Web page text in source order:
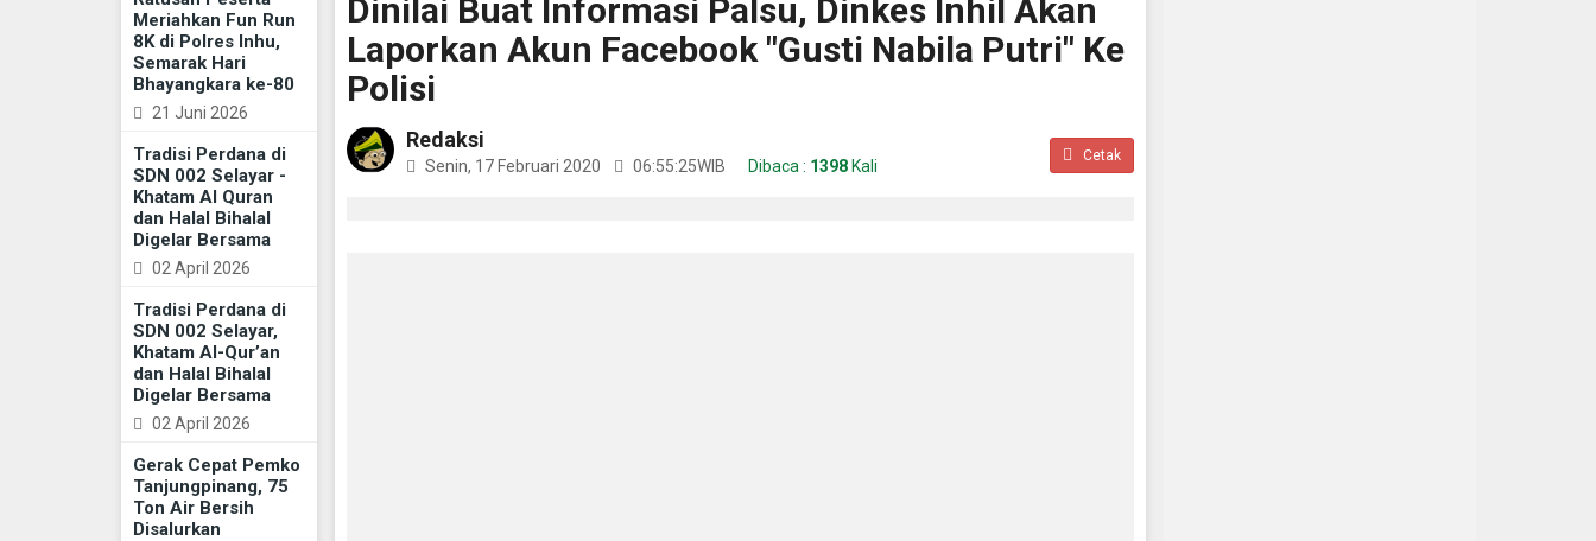
Meriahkan Fun Run
8K di Polres Inhu,
Semarak Hari
Bhayangkara ke-80
21 Juni 2026
Tradisi Perdana di
SDN 002 Selayar -
Khatam Al Quran
dan Halal Bihalal
Digelar Bersama
02 April 2026
Tradisi Perdana di
SDN 002 Selayar,
Khatam Al-Qur’an
dan Halal Bihalal
Digelar Bersama
02 April 2026
Gerak Cepat Pemko
Tanjungpinang, 75
Ton Air Bersih
Disalurkan
Dinilai Buat Informasi Palsu, Dinkes Inhil Akan
Laporkan Akun Facebook "Gusti Nabila Putri" Ke
Polisi
Redaksi
Senin, 17 Februari 2020 06:55:25WIB Dibaca : 1398 Kali
Cetak